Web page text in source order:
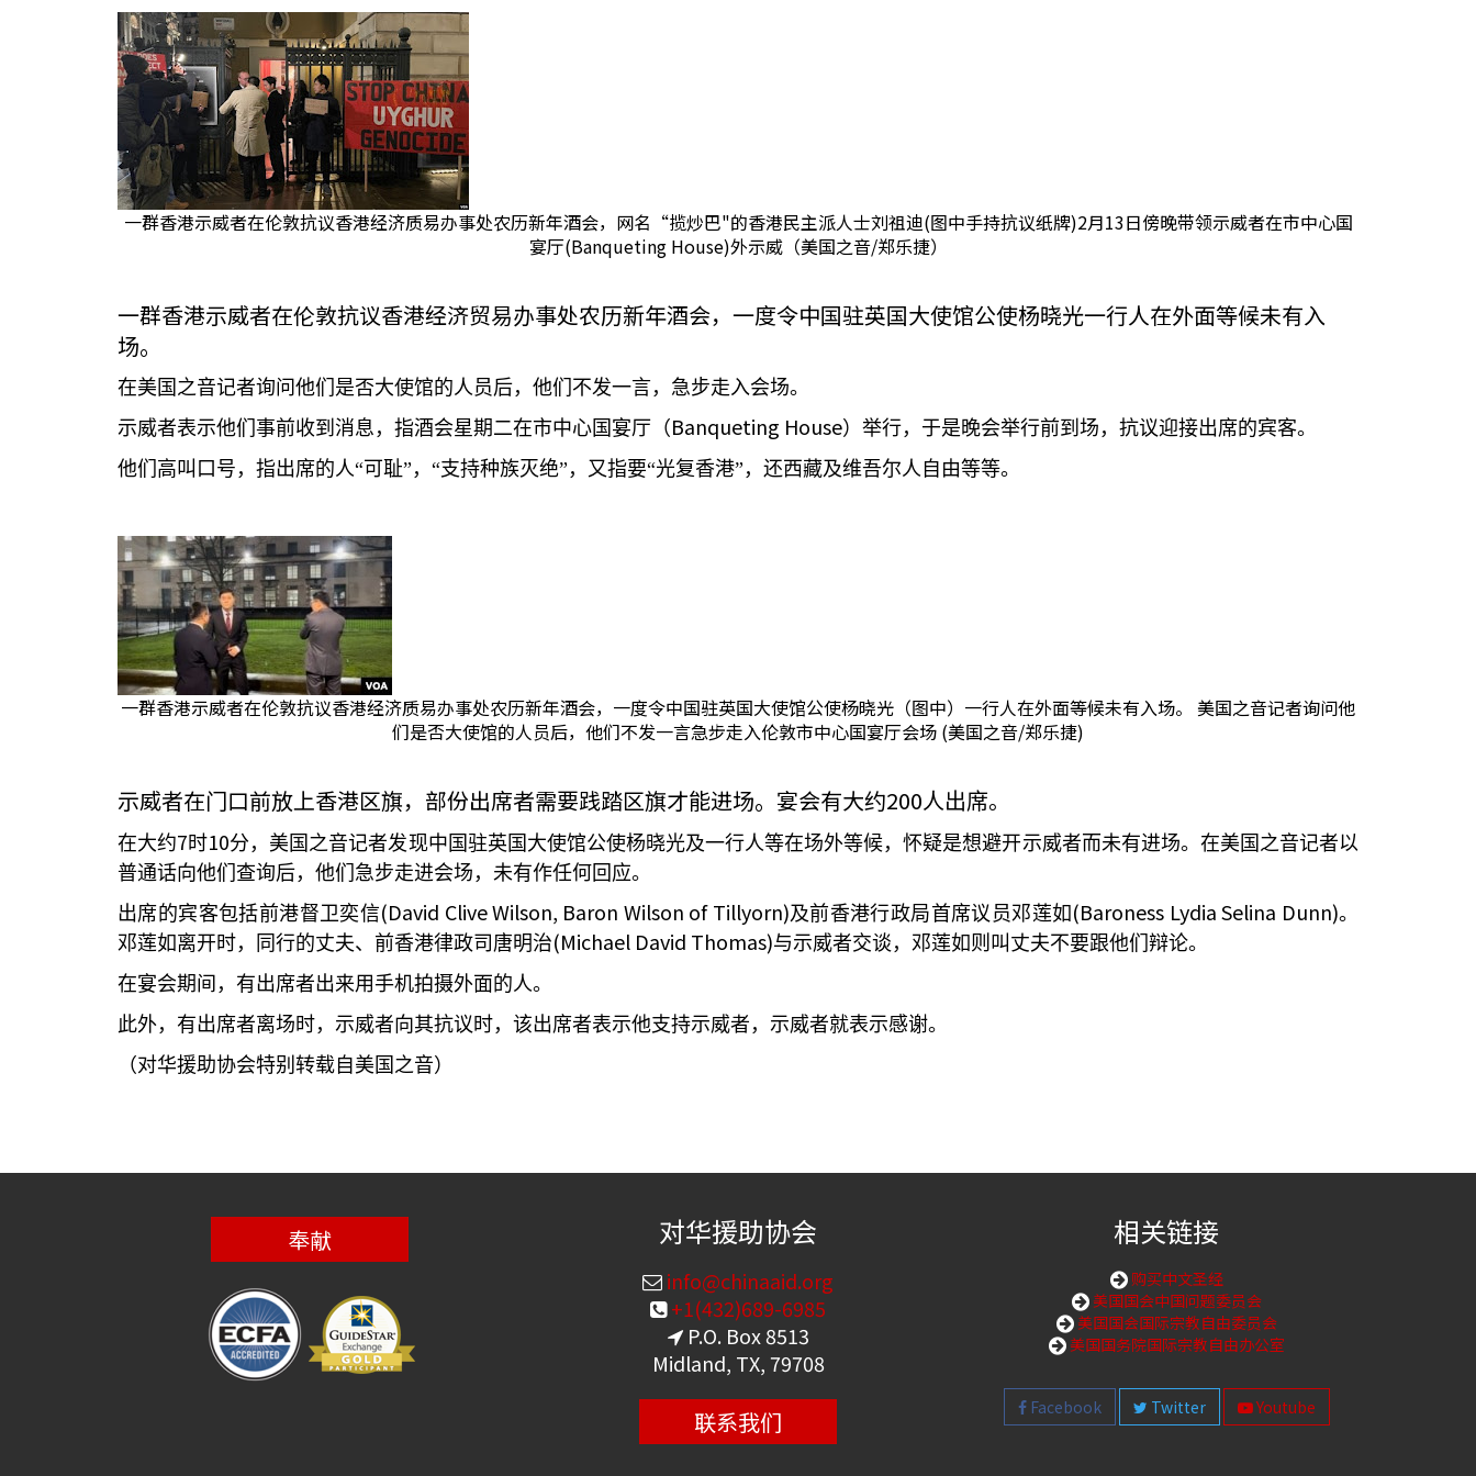
一群香港示威者在伦敦抗议香港经济质易办事处农历新年酒会，网名“揽炒巴"的香港民主派人士刘祖迪(图中手持抗议纸牌)2月13日傍晚带领示威者在市中心国
宴厅(Banqueting House)外示威（美国之音/郑乐捷）
一群香港示威者在伦敦抗议香港经济贸易办事处农历新年酒会，一度令中国驻英国大使馆公使杨晓光一行人在外面等候未有入
场。
在美国之音记者询问他们是否大使馆的人员后，他们不发一言，急步走入会场。
示威者表示他们事前收到消息，指酒会星期二在市中心国宴厅（ Banqueting House）举行，于是晚会举行前到场，抗议迎接出席的宾客。
他们高叫口号，指出席的人“可耻”，“支持种族灭绝”，又指要“光复香港”，还西藏及维吾尔人自由等等。
一群香港示威者在伦敦抗议香港经济质易办事处农历新年酒会，一度令中国驻英国大使馆公使杨晓光（图中）一行人在外面等候未有入场。 美国之音记者询问他
们是否大使馆的人员后，他们不发一言急步走入伦敦市中心国宴厅会场 (美国之音/郑乐捷)
示威者在门口前放上香港区旗，部份出席者需要践踏区旗才能进场。宴会有大约200人出席。
在大约7时10分，美国之音记者发现中国驻英国大使馆公使杨晓光及一行人等在场外等候，怀疑是想避开示威者而未有进场。在美国之音记者以
普通话向他们查询后，他们急步走进会场，未有作任何回应。
出席的宾客包括前港督卫奕信(David Clive Wilson, Baron Wilson of Tillyorn)及前香港行政局首席议员邓莲如 (Baroness Lydia Selina Dunn)。
邓莲如离开时，同行的丈夫、前香港律政司唐明治(Michael David Thomas)与示威者交谈，邓莲如则叫丈夫不要跟他们辩论。
在宴会期间，有出席者出来用手机拍摄外面的人。
此外，有出席者离场时，示威者向其抗议时，该出席者表示他支持示威者，示威者就表示感谢。
（对华援助协会特别转载自美国之音）
奉献 对华援助协会
info@chinaaid.org
+1(432)689-6985
P.O. Box 8513
Midland, TX, 79708
联系我们
相关链接
购买中文圣经
美国国会中国问题委员会
美国国会国际宗教自由委员会
美国国务院国际宗教自由办公室
Facebook Twitter Youtube